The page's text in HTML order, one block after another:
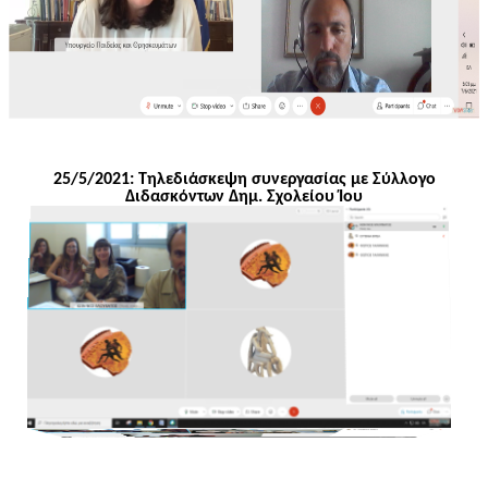
25/5/2021: Τηλεδιάσκεψη συνεργασίας με Σύλλογο
Διδασκόντων Δημ. Σχολείου Ίου